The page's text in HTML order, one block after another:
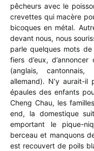
pêcheurs avec le
crevettes qui macère
bicoques en métal.
devant nous, nous
parle quelques mots
fiers d’eux,
(anglais,
allemand). N’y aurait-
épaules des enfants
Cheng Chau, les
end, la domestique
emportant le pique-
berceau et manquons
est recouvert de poils